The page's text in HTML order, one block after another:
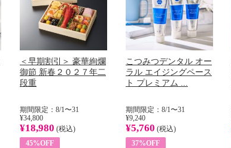
＜早期割引＞ 豪華絢爛
御節 新春２０２７年二
段重
期間限定：8/1〜31
¥34,800
¥18,980 (税込)
45%OFF
こつみつデンタル オー
ラル エイジングペース
ト プレミアム ...
期間限定：8/1〜31
¥9,240
¥5,760 (税込)
37%OFF